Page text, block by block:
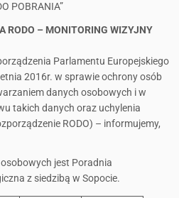
POBRANIA”
RODO – MONITORING WIZYJNY
Parlamentu Europejskiego
2016r. w sprawie ochrony osób
danych osobowych i w
takich danych oraz uchylenia
RODO) – informujemy,
jest Poradnia
z siedzibą w Sopocie.